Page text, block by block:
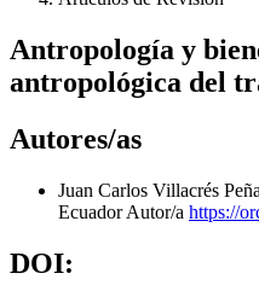
Antropología y
antropológica del
Autores/as
Juan Carlos Villacrés
EcuadorAutor/a https://
DOI: